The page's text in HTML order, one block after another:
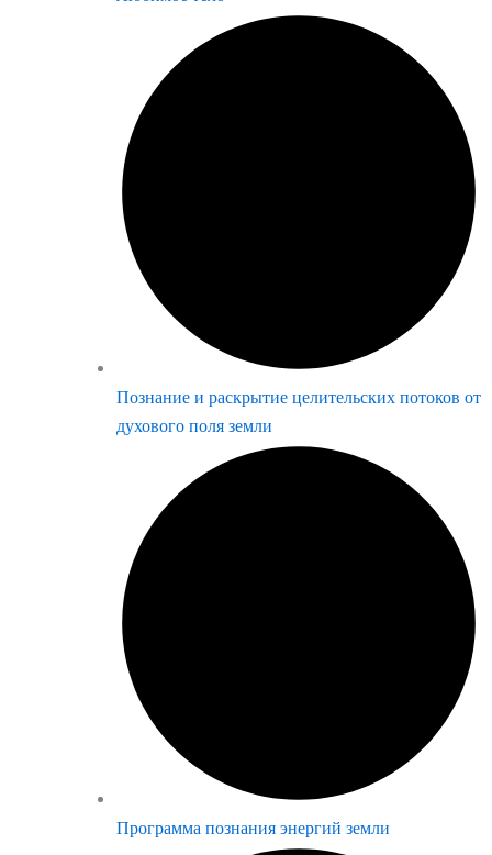
Познание и раскрытие целительских потоков от
духового поля земли
Программа познания энергий земли